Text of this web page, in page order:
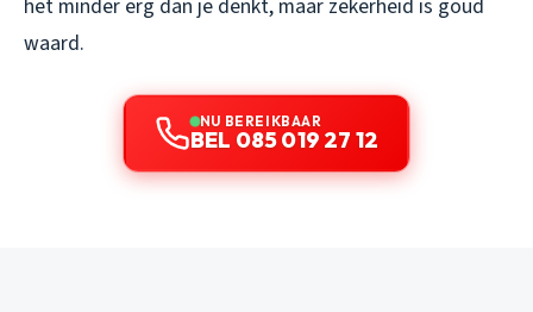
het minder erg dan je denkt, maar zekerheid is goud
waard.
NU BEREIKBAAR
BEL 085 019 27 12